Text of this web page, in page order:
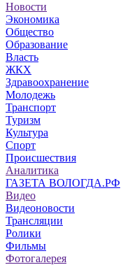
Новости
Экономика
Общество
Образование
Власть
ЖКХ
Здравоохранение
Молодежь
Транспорт
Туризм
Культура
Спорт
Происшествия
Аналитика
ГАЗЕТА ВОЛОГДА.РФ
Видео
Видеоновости
Трансляции
Ролики
Фильмы
Фотогалерея